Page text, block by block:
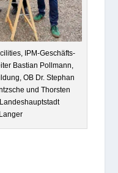
IPM-Geschäfts­
Bas­tian Poll­mann,
OB Dr. Ste­phan
und Thors­ten